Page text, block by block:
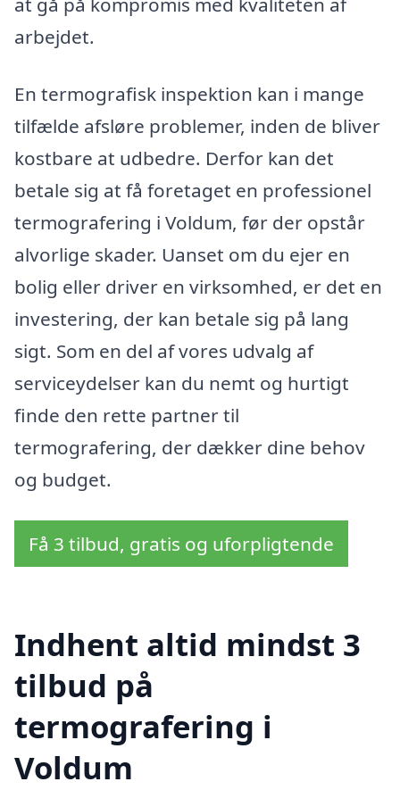
arbejdet.
En termografisk inspektion kan i mange
tilfælde afsløre problemer, inden de bliver
kostbare at udbedre. Derfor kan det
betale sig at få foretaget en professionel
termografering i Voldum, før der opstår
alvorlige skader. Uanset om du ejer en
bolig eller driver en virksomhed, er det en
investering, der kan betale sig på lang
sigt. Som en del af vores udvalg af
serviceydelser kan du nemt og hurtigt
finde den rette partner til
termografering, der dækker dine behov
og budget.
Få 3 tilbud, gratis og uforpligtende
Indhent altid mindst 3
tilbud på
termografering i
Voldum